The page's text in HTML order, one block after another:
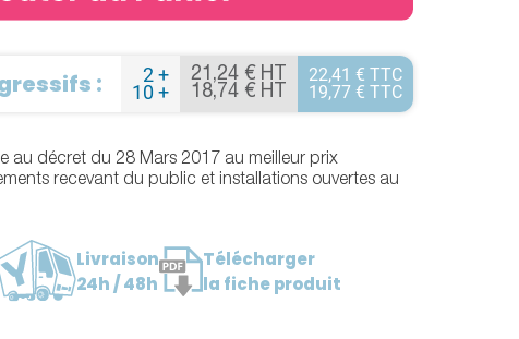
: 2 +
10 +
21,24 € HT
18,74 € HT
22,41 € TTC
19,77 € TTC
au décret du 28 Mars 2017 au meilleur prix
recevant du public et installations ouvertes au
Livraison
24h / 48h
Télécharger
la fiche produit